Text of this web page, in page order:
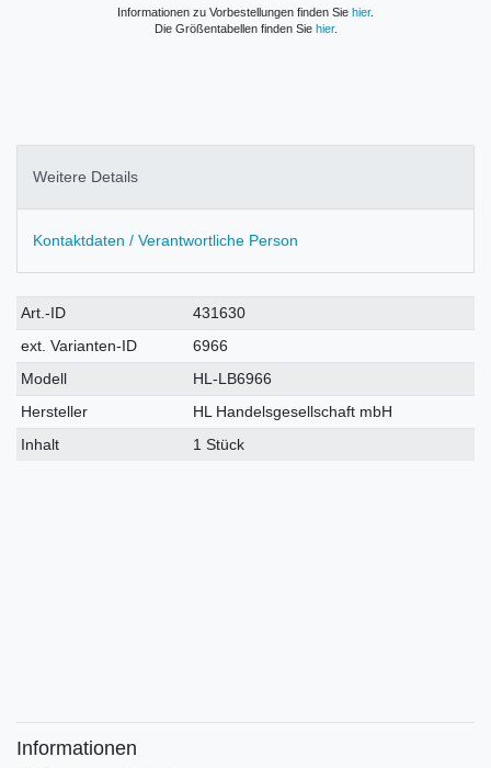
Informationen zu Vorbestellungen finden Sie hier.
Die Größentabellen finden Sie hier.
Weitere Details
Kontaktdaten / Verantwortliche Person
Technisches
Merkmal
Wert
Art.-ID
431630
ext. Varianten-ID
6966
Modell
HL-LB6966
Hersteller
HL Handelsgesellschaft mbH
Inhalt
1 Stück
Informationen